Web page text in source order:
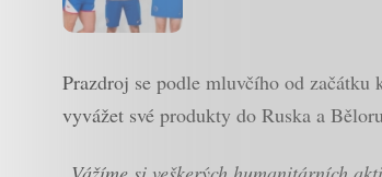
Prazdroj se podle mluvčího od
vyvážet své produkty do Ruska a